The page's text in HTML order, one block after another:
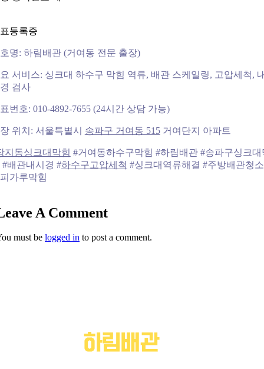
등록증
명: 하림배관 (거여동 전문 출장)
서비스: 싱크대 하수구 막힘 역류, 배관 스케일링, 고압세척,
검사
번호: 010-4892-7655 (24시간 상담 가능)
위치: 서울특별시 송파구 거여동 515거여단지 아파트
지동싱크대막힘 #거여동하수구막힘 #하림배관 #송파구싱크대
#배관내시경 #하수구고압세척 #싱크대역류해결 #주방배관청
가루막힘
A Comment
must be logged in to post a comment.